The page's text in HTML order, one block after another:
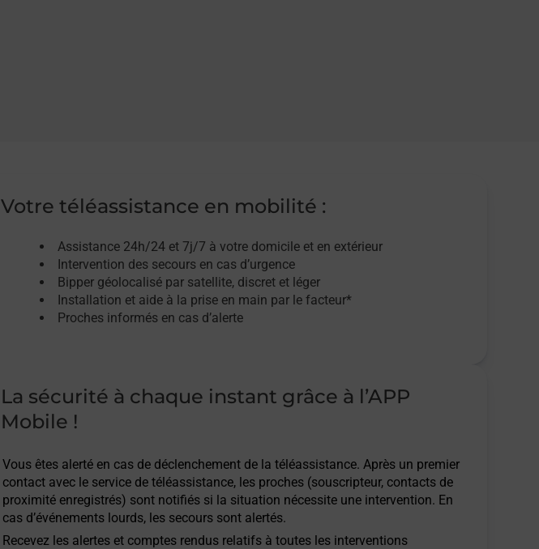
Votre téléassistance en mobilité :
Assistance 24h/24 et 7j/7 à votre domicile et en extérieur
Intervention des secours en cas d’urgence
Bipper géolocalisé par satellite, discret et léger
Installation et aide à la prise en main par le facteur*
Proches informés en cas d’alerte
La sécurité à chaque instant grâce à l’APP
Mobile !
Vous êtes alerté en cas de déclenchement de la téléassistance. Après un premier
contact avec le service de téléassistance, les proches (souscripteur, contacts de
proximité enregistrés) sont notifiés si la situation nécessite une intervention. En
cas d’événements lourds, les secours sont alertés.
Recevez les alertes et comptes rendus relatifs à toutes les interventions